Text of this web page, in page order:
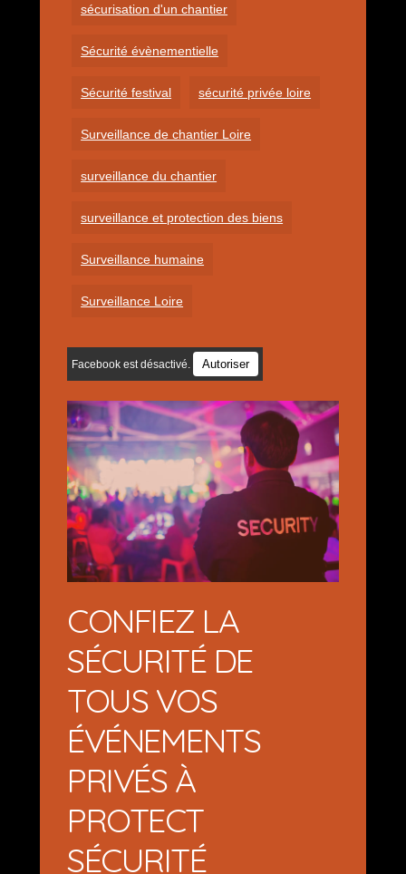
sécurisation d'un chantier
Sécurité évènementielle
Sécurité festival sécurité privée loire
Surveillance de chantier Loire
surveillance du chantier
surveillance et protection des biens
Surveillance humaine
Surveillance Loire
Facebook est désactivé. Autoriser
CONFIEZ LA
SÉCURITÉ DE
TOUS VOS
ÉVÉNEMENTS
PRIVÉS À
PROTECT
SÉCURITÉ